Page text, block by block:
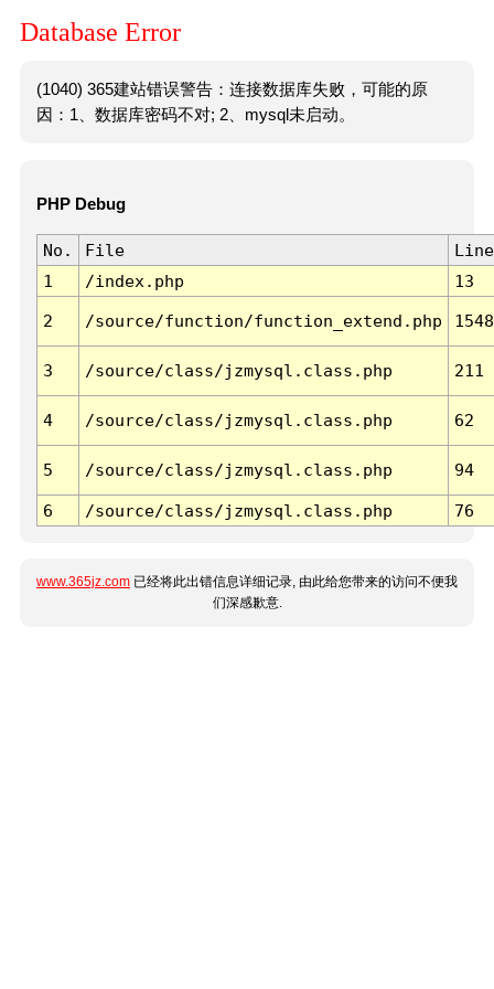
Database Error
(1040) 365建站错误警告：连接数据库失败，可能的原
因：1、数据库密码不对; 2、mysql未启动。
PHP Debug
No. File
Line
1
/index.php 13
2 /source/function/function_extend.php 1548
3 /source/class/jzmysql.class.php 211
4 /source/class/jzmysql.class.php 62
5 /source/class/jzmysql.class.php 94
6 /source/class/jzmysql.class.php 76
www.365jz.com 已经将此出错信息详细记录, 由此给您带来的访问不便我
们深感歉意.